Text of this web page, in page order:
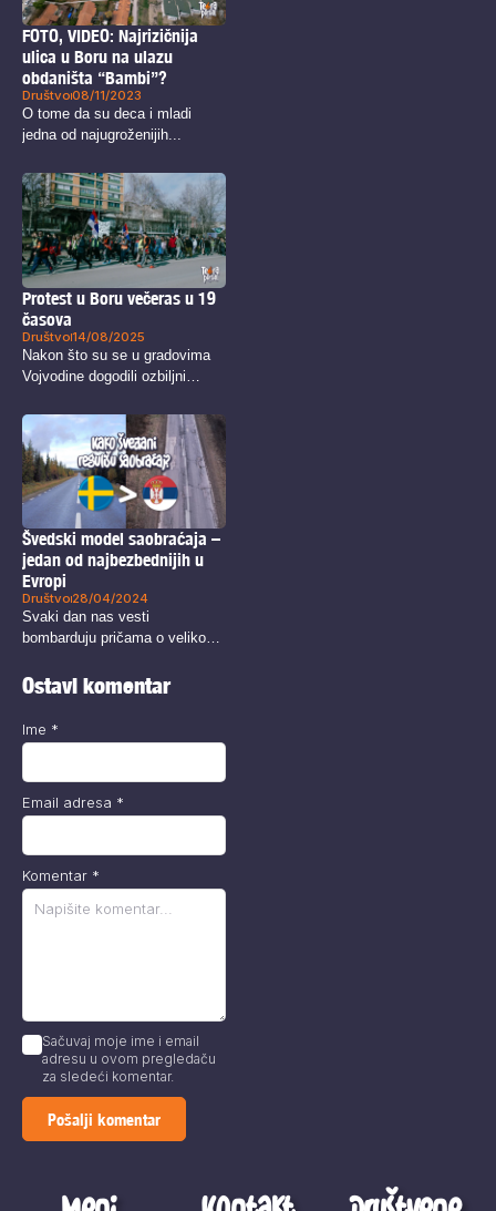
FOTO, VIDEO: Najrizičnija
ulica u Boru na ulazu
obdaništa “Bambi”?
Društvo08/11/2023
O tome da su deca i mladi
jedna od najugroženijih...
Protest u Boru večeras u 19
časova
Društvo14/08/2025
Nakon što su se u gradovima
Vojvodine dogodili ozbiljni
Švedski model saobraćaja –
jedan od najbezbednijih u
Evropi
Društvo 28/04/2024
Svaki dan nas vesti
bombarduju pričama o velikom
Ostavi komentar
Komentar *
Ime *
Email adresa *
Sačuvaj moje ime i email
adresu u ovom pregledaču
za sledeći komentar.